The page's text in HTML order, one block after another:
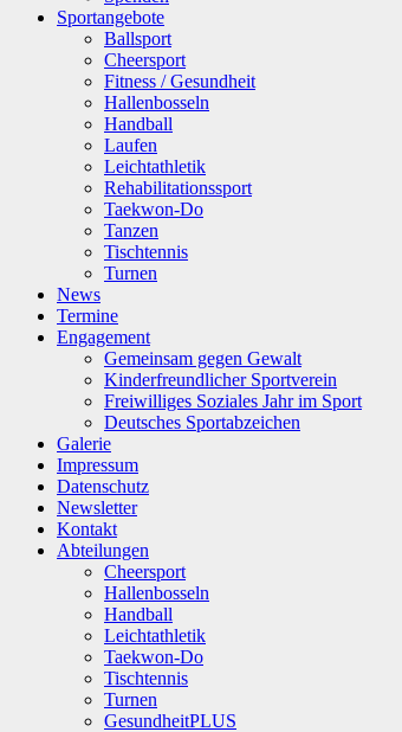
Sportangebote
Ballsport
Cheersport
Fitness / Gesundheit
Hallenbosseln
Handball
Laufen
Leichtathletik
Rehabilitationssport
Taekwon-Do
Tanzen
Tischtennis
Turnen
News
Termine
Engagement
Gemeinsam gegen Gewalt
Kinderfreundlicher Sportverein
Freiwilliges Soziales Jahr im Sport
Deutsches Sportabzeichen
Galerie
Impressum
Datenschutz
Newsletter
Kontakt
Abteilungen
Cheersport
Hallenbosseln
Handball
Leichtathletik
Taekwon-Do
Tischtennis
Turnen
GesundheitPLUS